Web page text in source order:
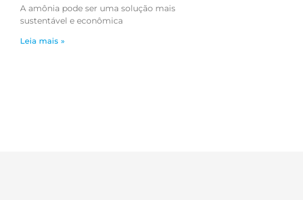
A amônia pode ser uma solução mais
sustentável e econômica
Leia mais »